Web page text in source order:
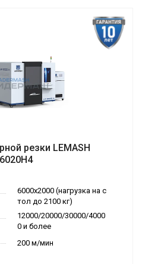
резки LEMASH
6000х2000 (нагрузка на с
тол до 2100 кг)
12000/20000/30000/4000
0 и более
200 м/мин